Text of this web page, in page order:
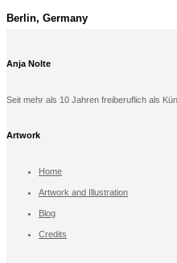
Berlin, Germany
Anja Nolte
Seit mehr als 10 Jahren freiberuflich als
Artwork
Home
Artwork and Illustration
Blog
Credits